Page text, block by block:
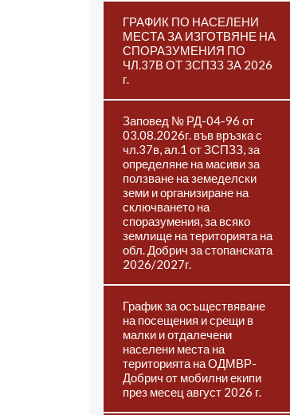
ГРАФИК ПО НАСЕЛЕНИ
МЕСТА ЗА ИЗГОТВЯНЕ НА
СПОРАЗУМЕНИЯ ПО
ЧЛ.37В ОТ ЗСПЗЗ ЗА 2026
г.
Заповед № РД-04-96 от
03.08.2026г. във връзка с
чл.37в, ал.1 от ЗСПЗЗ, за
определяне на масиви за
ползване на земеделски
земи и организиране на
сключването на
споразумения, за всяко
землище на територията на
обл. Добрич за стопанската
2026/2027г.
График за осъществяване
на посещения и срещи в
малки и отдалечени
населени места на
територията на ОДМВР-
Добрич от мобилни екипи
през месец август 2026 г.